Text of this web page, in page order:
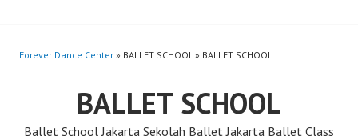
Forever Dance Center » BALLET SCHOOL » BALLET SCHOOL
BALLET SCHOOL
Ballet School Jakarta Sekolah Ballet Jakarta Ballet Class